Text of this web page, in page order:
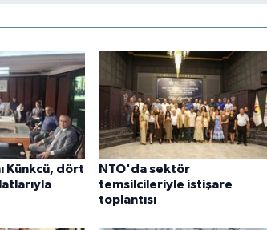
Künkcü, dört
NTO'da sektör
temsilcileriyle istişare
toplantısı